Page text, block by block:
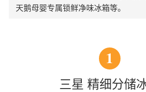
天鹅母婴专属锁鲜净味冰箱等。
1
三星 精细分储